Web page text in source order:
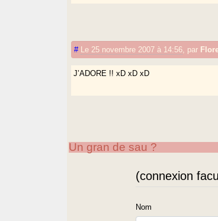
# Le 25 novembre 2007 à 14:56 par
J’ADORE !! xD xD xD
Un gran de sau ?
(connexion
Nom